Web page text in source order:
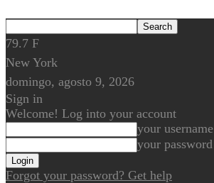
79.7 F
New York
domingo, agosto 9, 2026
Sign in
Welcome! Log into your account
your username
your password
Forgot your password? Get help